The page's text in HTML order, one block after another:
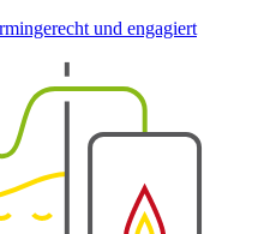
und engagiert